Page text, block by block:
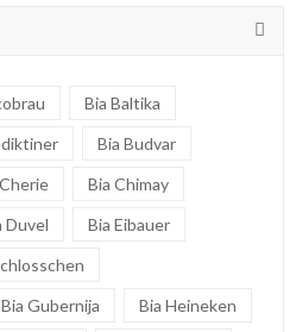
Bia Baltika
Bia Budvar
Bia Chimay
Duvel
Bia Eibauer
Bia Gubernija
Bia Heineken